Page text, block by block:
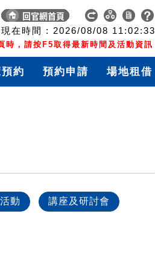
現在時間 : 2026/08/08 11:02:34
時，請按F5取得最新時間及活動資訊
約 預約申請 場地租借
動 講座及研討會